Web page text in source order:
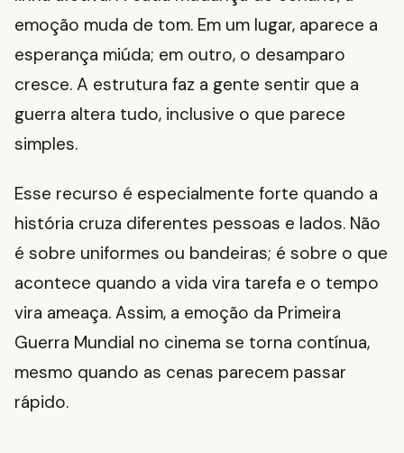
emoção muda de tom. Em um lugar, aparece a
esperança miúda; em outro, o desamparo
cresce. A estrutura faz a gente sentir que a
guerra altera tudo, inclusive o que parece
simples.
Esse recurso é especialmente forte quando a
história cruza diferentes pessoas e lados. Não
é sobre uniformes ou bandeiras; é sobre o que
acontece quando a vida vira tarefa e o tempo
vira ameaça. Assim, a emoção da Primeira
Guerra Mundial no cinema se torna contínua,
mesmo quando as cenas parecem passar
rápido.